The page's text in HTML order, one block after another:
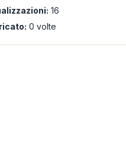
16
0 volte